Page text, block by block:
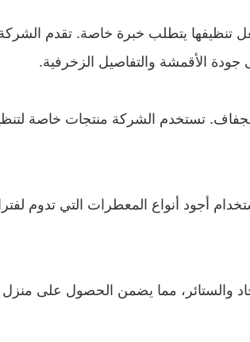
يجعل تنظيفها يتطلب خبرة خاصة. تقدم
الأقمشة والتفاصيل الزخرفية.
تستخدم الشركة منتجات خاصة
أجود أنواع المعطرات التي تدوم
والستائر، مما يضمن الحصول على